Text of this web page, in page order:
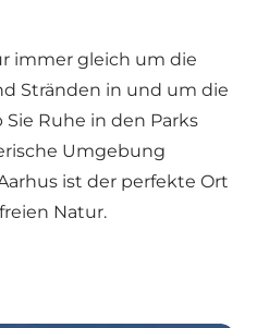
immer gleich um die
Stränden in und um die
Sie Ruhe in den Parks
Umgebung
ist der perfekte Ort
Natur.